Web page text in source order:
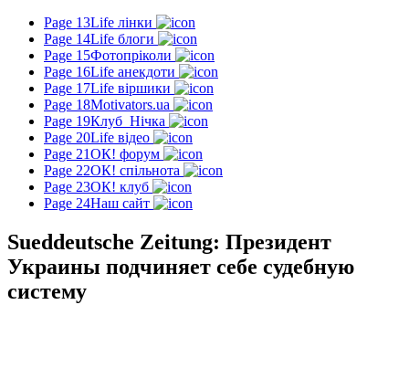
Page 13Life лінки
Page 14Life блоги
Page 15Фотопріколи
Page 16Life анекдоти
Page 17Life віршики
Page 18Motivators.ua
Page 19Клуб_Нічка
Page 20Life відео
Page 21ОК! форум
Page 22ОК! спільнота
Page 23ОК! клуб
Page 24Наш сайт
Sueddeutsche Zeitung: Президент
Украины подчиняет себе судебную
систему